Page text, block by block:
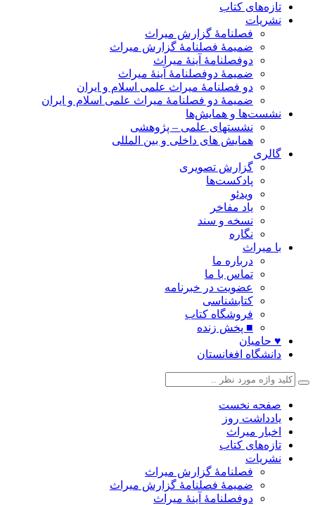
تازه‌های کتاب
نشریات
فصلنامۀ گزارش میراث
ضمیمۀ فصلنامۀ گزارش میراث
دوفصلنامۀ آینۀ میراث
ضمیمۀ دوفصلنامۀ آینۀ میراث
دو فصلنامۀ میراث علمی اسلام و ایران
ضمیمۀ دو فصلنامۀ میراث علمی اسلام و ایران
نشست‌ها و همایش‌ها
نشستهای علمی – پژوهشی
همایش های داخلی و بین المللی
گالری
گزارش تصویری
پادکست‌ها
ویدئو
یاد مفاخر
نسخه و سند
نگاره
با میراث
درباره ما
تماس با ما
عضویت در خبرنامه
کتابشناسی
فروشگاه کتاب
■ پخش زنده
♥ حامیان
دانشگاه افغانستان
صفحه نخست
یادداشت روز
اخبار میراث
تازه‌های کتاب
نشریات
فصلنامۀ گزارش میراث
ضمیمۀ فصلنامۀ گزارش میراث
دوفصلنامۀ آینۀ میراث